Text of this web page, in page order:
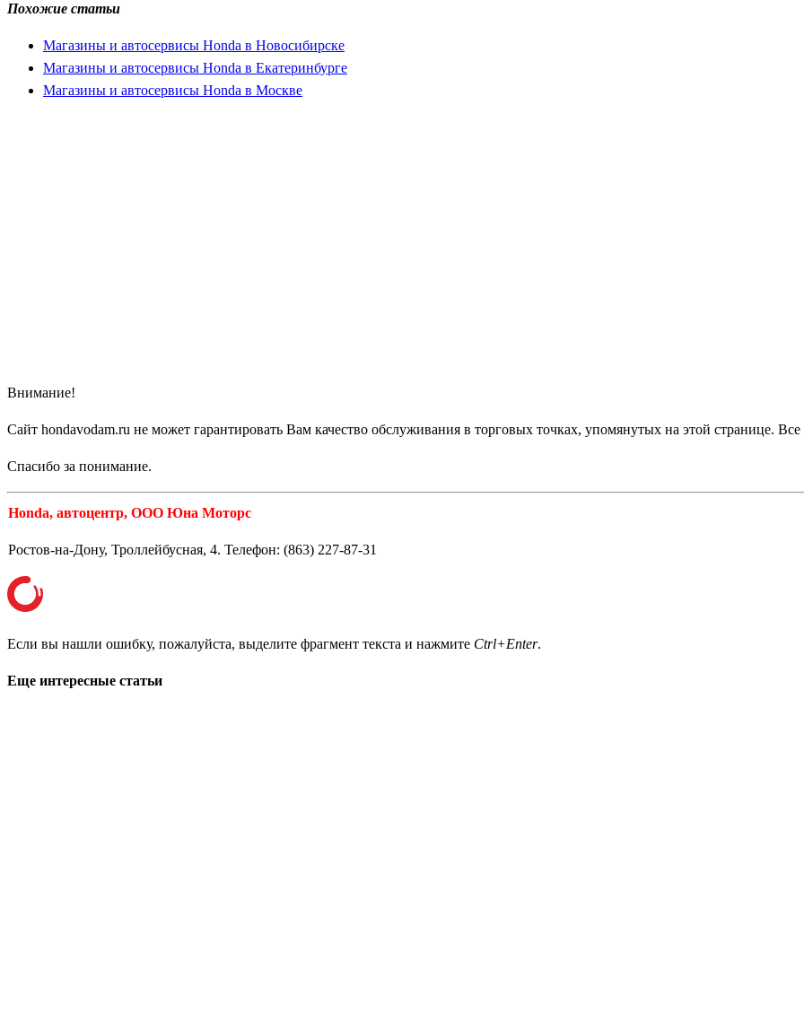
Похожие статьи
Магазины и автосервисы Honda в Новосибирске
Магазины и автосервисы Honda в Екатеринбурге
Магазины и автосервисы Honda в Москве
Внимание!
Сайт hondavodam.ru не может гарантировать Вам качество обслуживания в торговых точках, упомянутых на этой странице.
Спасибо за понимание.
Honda, автоцентр, ООО Юна Моторс
Ростов-на-Дону, Троллейбусная, 4. Телефон: (863) 227-87-31
Если вы нашли ошибку, пожалуйста, выделите фрагмент текста и нажмите Ctrl+Enter.
Еще интересные статьи